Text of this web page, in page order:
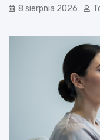
s
o
8 sierpnia 2026